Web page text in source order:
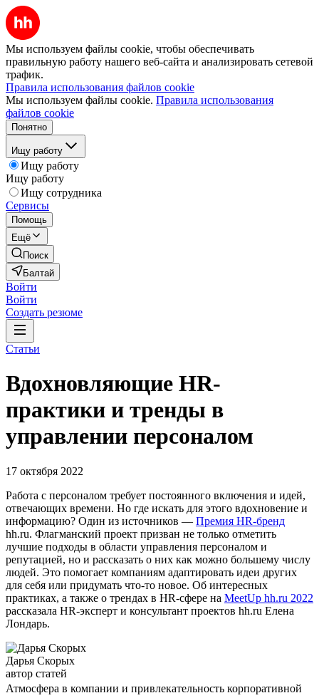
Мы используем файлы cookie, чтобы обеспечивать
правильную работу нашего веб-сайта и анализировать сетевой
трафик.
Правила использования файлов cookie
Мы используем файлы cookie. Правила использования
файлов cookie
Понятно
Ищу работу
Ищу работу
Ищу работу
Ищу сотрудника
Сервисы
Помощь
Ещё
Поиск
Балтай
Войти
Войти
Создать резюме
Статьи
Вдохновляющие HR-
практики и тренды в
управлении персоналом
17 октября 2022
Работа с персоналом требует постоянного включения и идей,
отвечающих времени. Но где искать для этого вдохновение и
информацию? Один из источников — Премия HR-бренд
hh.ru. Флагманский проект призван не только отметить
лучшие подходы в области управления персоналом и
репутацией, но и рассказать о них как можно большему числу
людей. Это помогает компаниям адаптировать идеи других
для себя или придумать что-то новое. Об интересных
практиках, а также о трендах в HR-сфере на MeetUp hh.ru 2022
рассказала HR-эксперт и консультант проектов hh.ru Елена
Лондарь.
Дарья Скорых
автор статей
Атмосфера в компании и привлекательность корпоративной